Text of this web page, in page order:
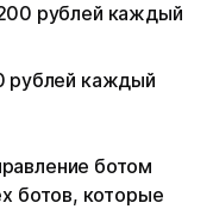
рублей каждый
рублей каждый
ботом
ботов, которые